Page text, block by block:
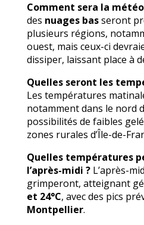
Comment sera la
des nuages basseront
plusieurs régions,
ouest, mais ceux-ci
dissiper, laissant place à
Quelles seront les
Les températures
notamment dans le nord
possibilités de faibles
zones rurales d’Île-de-
Quelles températures
l’après-midi ?L’après-
grimperont, atteignant
et 24°C, avec des pics
Montpellier.